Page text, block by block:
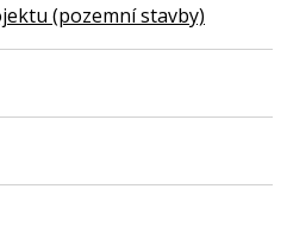
(pozemní stavby)